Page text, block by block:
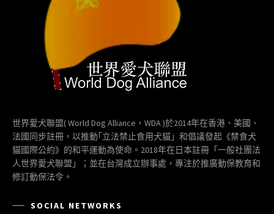
世界愛犬聯盟( World Dog Alliance，WDA )於2014年在香港、美國、
法國同步註冊，以推動｢立法禁止食用犬貓」和倡議發起《禁食犬
貓國際公約》的和平運動為使命。2018年在日本註冊「一般社團法
人世界愛犬聯盟」；並在台灣成立辦事處，專注於推廣動保教育和
修訂動保法令。
SOCIAL NETWORKS